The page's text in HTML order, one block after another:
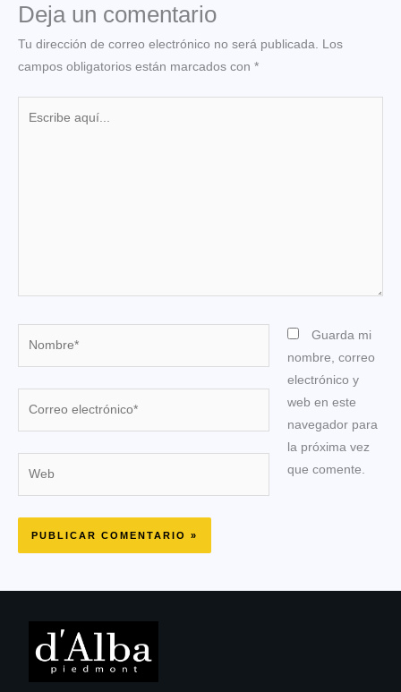
Deja un comentario
Tu dirección de correo electrónico no será publicada.
Los
campos obligatorios están marcados con *
Guarda mi
nombre, correo
electrónico y
web en este
navegador para
la próxima vez
que comente.